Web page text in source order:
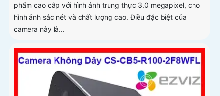
phẩm cao cấp với hình ảnh trung thực 3.0 megapixel, cho
hình ảnh sắc nét và chất lượng cao. Điều đặc biệt của
camera này là...